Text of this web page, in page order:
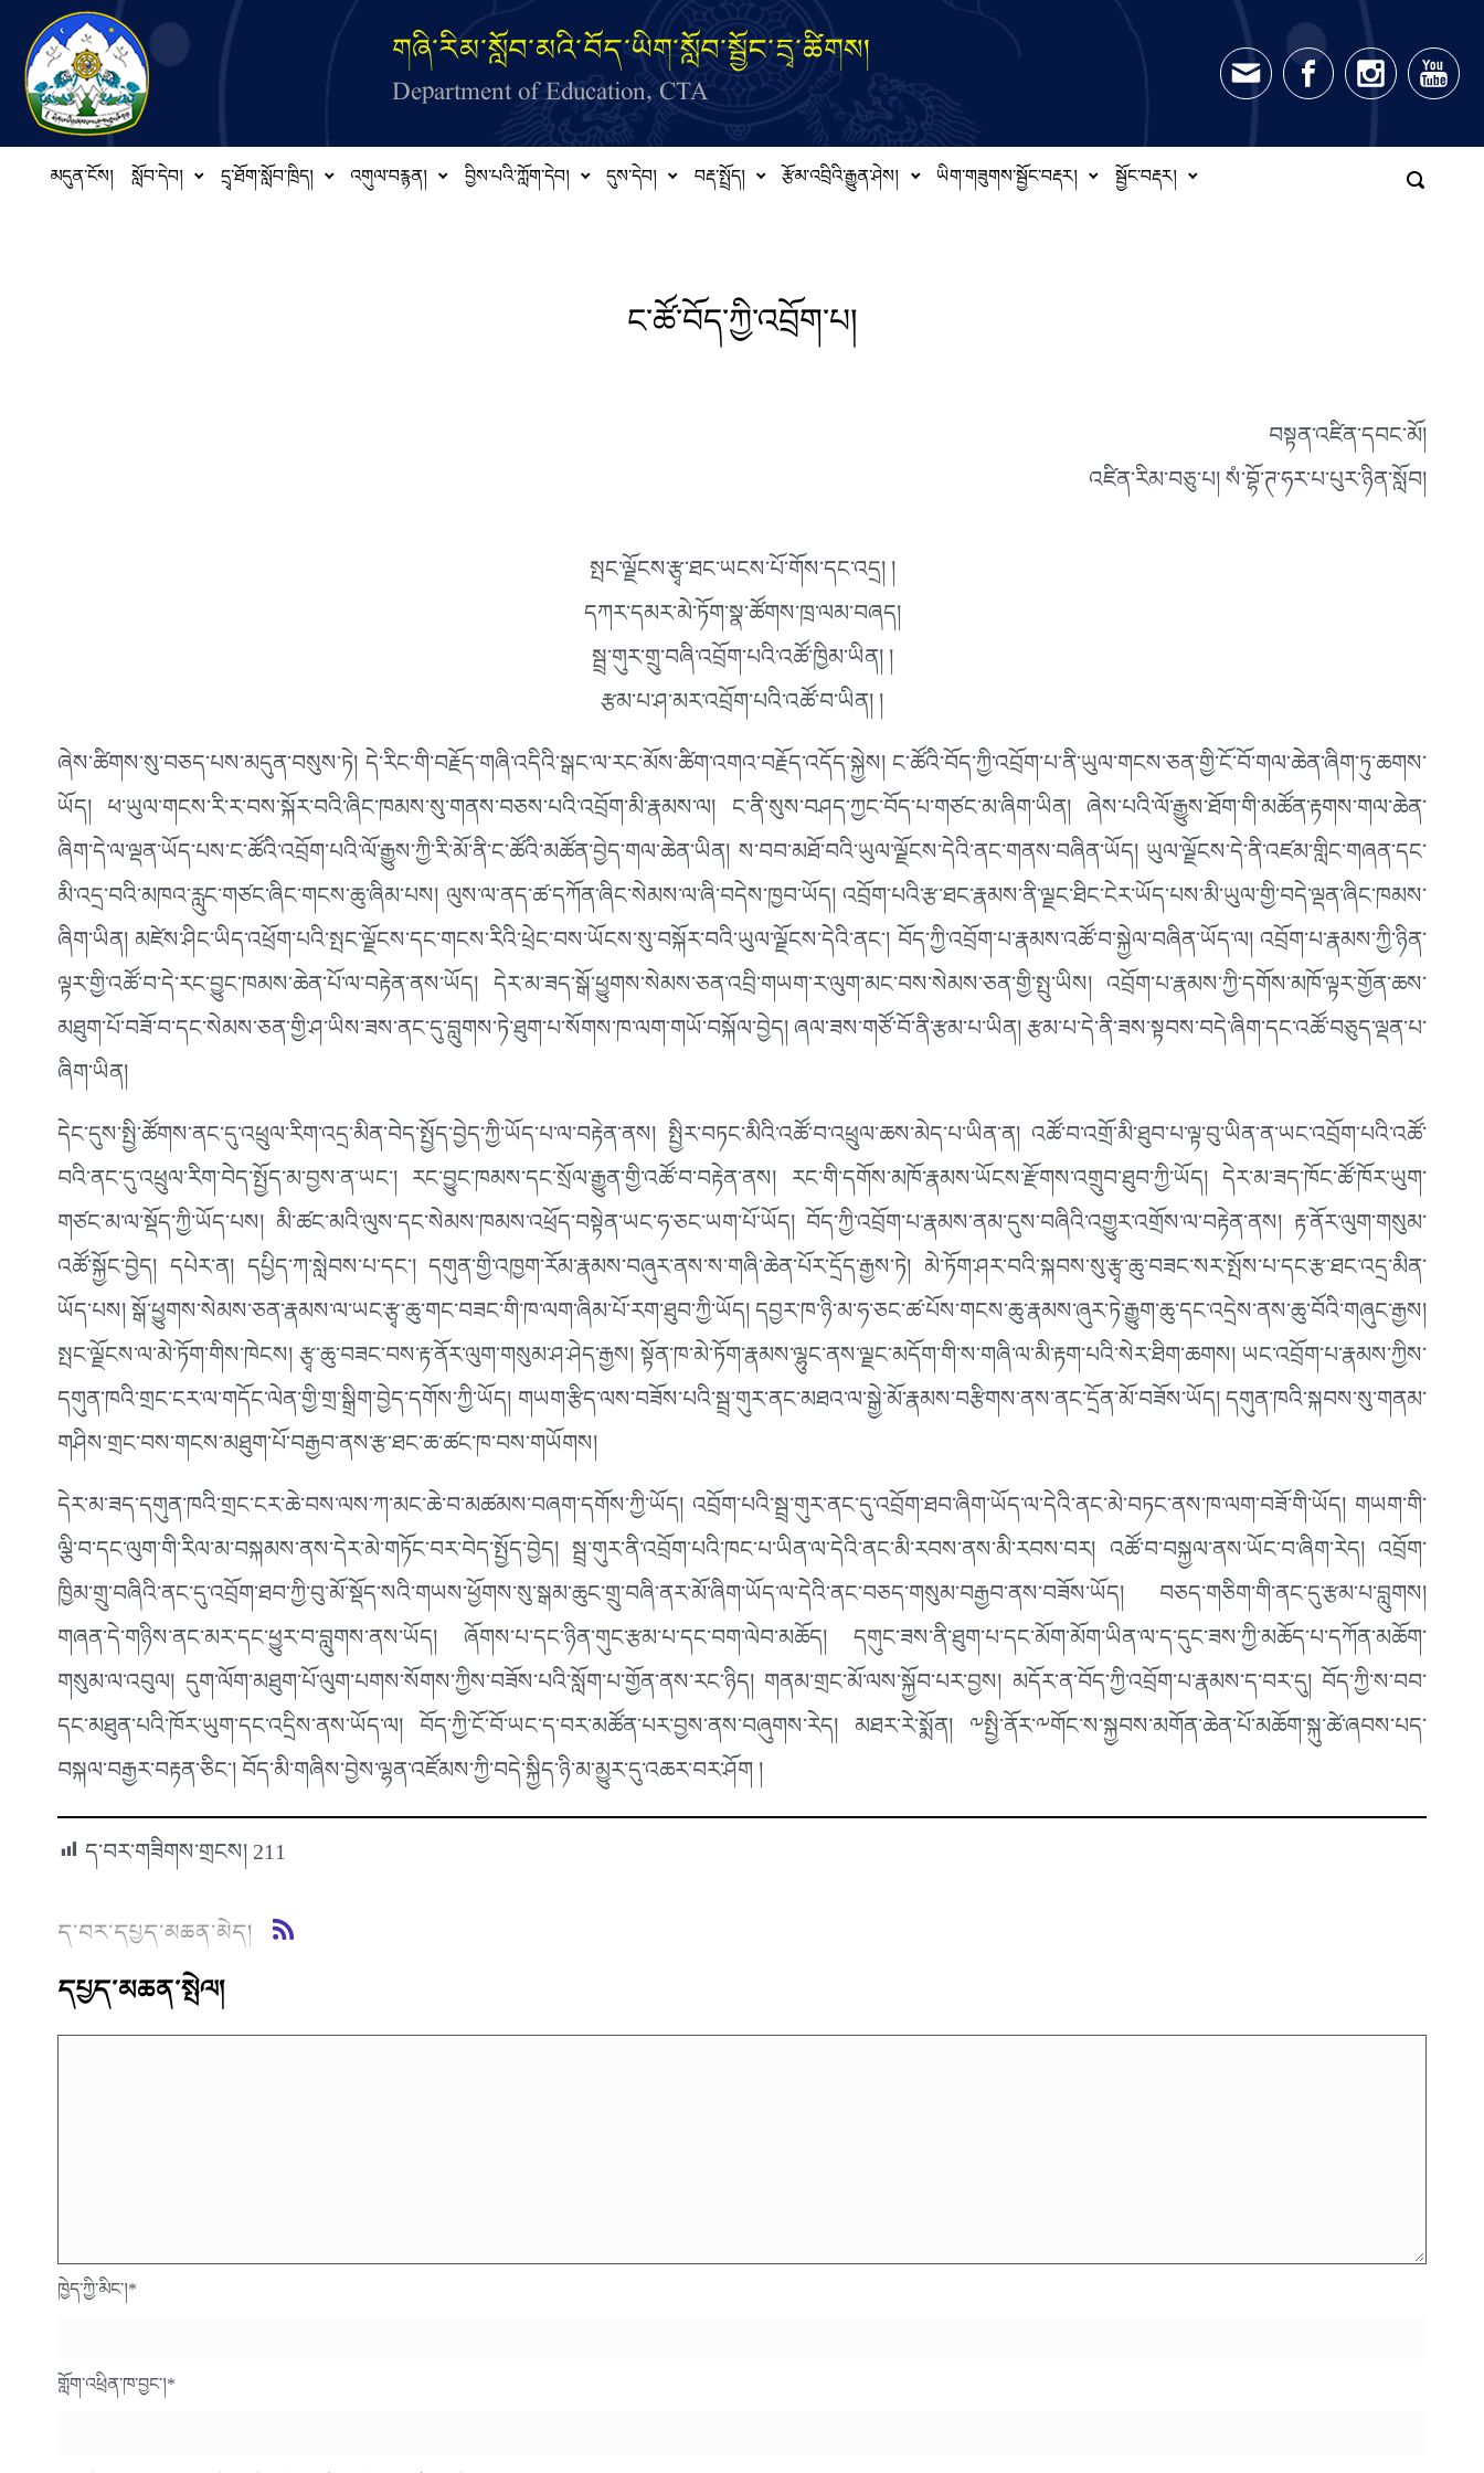
Skip to main content
གཞི་རིམ་སློབ་མའི་བོད་ཡིག་སློབ་སྦྱོང་དྲྭ་ཚིགས།
Department of Education, CTA
མདུན་ངོས། སློབ་དེབ། དྲྭ་ཐོག་སློབ་ཁྲིད། འགུལ་བརྙན། བྱིས་པའི་ཀློག་དེབ། དུས་དེབ། བརྡ་སྤྲོད། རྩོམ་འབྲིའི་རྒྱུན་ཤེས། ཡིག་གཟུགས་སྦྱོང་བརྡར། སྦྱོང་བརྡར།
ང་ཚོ་བོད་ཀྱི་འབྲོག་པ།
བསྟན་འཛིན་དབང་མོ།
འཛིན་རིམ་བཅུ་པ། སཾ་བྷོ་ཊ་ཧར་པ་པུར་ཉིན་སློབ།
སྤང་ལྗོངས་རྩྭ་ཐང་ཡངས་པོ་གོས་དང་འདྲ། །
དཀར་དམར་མེ་ཏོག་སྣ་ཚོགས་ཁྲ་ལམ་བཞད།
སྦྲ་གུར་གྲུ་བཞི་འབྲོག་པའི་འཚོ་ཁྱིམ་ཡིན། །
རྩམ་པ་ཤ་མར་འབྲོག་པའི་འཚོ་བ་ཡིན། །
ཞེས་ཚིགས་སུ་བཅད་པས་མདུན་བསུས་ཏེ། དེ་རིང་གི་བརྗོད་གཞི་འདིའི་སྒང་ལ་རང་མོས་ཚིག་འགའ་བརྗོད་འདོད་སྐྱེས། ང་ཚོའི་བོད་ཀྱི་འབྲོག་པ་ནི་ཡུལ་གངས་ཅན་གྱི་ངོ་བོ་གལ་ཆེན་ཞིག་ཏུ་ཆགས་
ཡོད། ཕ་ཡུལ་གངས་རི་ར་བས་སྐོར་བའི་ཞིང་ཁམས་སུ་གནས་བཅས་པའི་འབྲོག་མི་རྣམས་ལ། ང་ནི་སུས་བཤད་ཀྱང་བོད་པ་གཙང་མ་ཞིག་ཡིན། ཞེས་པའི་ལོ་རྒྱུས་ཐོག་གི་མཚོན་རྟགས་གལ་ཆེན་
ཞིག་དེ་ལ་ལྡན་ཡོད་པས་ང་ཚོའི་འབྲོག་པའི་ལོ་རྒྱུས་ཀྱི་རི་མོ་ནི་ང་ཚོའི་མཚོན་བྱེད་གལ་ཆེན་ཡིན། ས་བབ་མཐོ་བའི་ཡུལ་ལྗོངས་དེའི་ནང་གནས་བཞིན་ཡོད། ཡུལ་ལྗོངས་དེ་ནི་འཛམ་གླིང་གཞན་དང་
མི་འདྲ་བའི་མཁའ་རླུང་གཙང་ཞིང་གངས་ཆུ་ཞིམ་པས། ལུས་ལ་ནད་ཚ་དཀོན་ཞིང་སེམས་ལ་ཞི་བདེས་ཁྱབ་ཡོད། འབྲོག་པའི་རྩ་ཐང་རྣམས་ནི་ལྗང་ཐིང་ངེར་ཡོད་པས་མི་ཡུལ་གྱི་བདེ་ལྡན་ཞིང་ཁམས་
ཞིག་ཡིན། མཛེས་ཤིང་ཡིད་འཕྲོག་པའི་སྤང་ལྗོངས་དང་གངས་རིའི་ཕྲེང་བས་ཡོངས་སུ་བསྐོར་བའི་ཡུལ་ལྗོངས་དེའི་ནང་། བོད་ཀྱི་འབྲོག་པ་རྣམས་འཚོ་བ་སྐྱེལ་བཞིན་ཡོད་ལ། འབྲོག་པ་རྣམས་ཀྱི་ཉིན་
ལྟར་གྱི་འཚོ་བ་དེ་རང་བྱུང་ཁམས་ཆེན་པོ་ལ་བརྟེན་ནས་ཡོད། དེར་མ་ཟད་སྒོ་ཕྱུགས་སེམས་ཅན་འབྲི་གཡག་ར་ལུག་མང་བས་སེམས་ཅན་གྱི་སྤུ་ཡིས། འབྲོག་པ་རྣམས་ཀྱི་དགོས་མཁོ་ལྟར་གྱོན་ཆས་
མཐུག་པོ་བཟོ་བ་དང་སེམས་ཅན་གྱི་ཤ་ཡིས་ཟས་ནང་དུ་བླུགས་ཏེ་ཐུག་པ་སོགས་ཁ་ལག་གཡོ་བསྐོལ་བྱེད། ཞལ་ཟས་གཙོ་བོ་ནི་རྩམ་པ་ཡིན། རྩམ་པ་དེ་ནི་ཟས་སྟབས་བདེ་ཞིག་དང་འཚོ་བཅུད་ལྡན་པ་
ཞིག་ཡིན།
དེང་དུས་སྤྱི་ཚོགས་ནང་དུ་འཕྲུལ་རིག་འདྲ་མིན་བེད་སྤྱོད་བྱེད་ཀྱི་ཡོད་པ་ལ་བརྟེན་ནས། སྤྱིར་བཏང་མིའི་འཚོ་བ་འཕྲུལ་ཆས་མེད་པ་ཡིན་ན། འཚོ་བ་འགྲོ་མི་ཐུབ་པ་ལྟ་བུ་ཡིན་ན་ཡང་འབྲོག་པའི་འཚོ་
བའི་ནང་དུ་འཕྲུལ་རིག་བེད་སྤྱོད་མ་བྱས་ན་ཡང་། རང་བྱུང་ཁམས་དང་སྲོལ་རྒྱུན་གྱི་འཚོ་བ་བརྟེན་ནས། རང་གི་དགོས་མཁོ་རྣམས་ཡོངས་རྫོགས་འགྲུབ་ཐུབ་ཀྱི་ཡོད། དེར་མ་ཟད་ཁོང་ཚོ་ཁོར་ཡུག་
གཙང་མ་ལ་སྡོད་ཀྱི་ཡོད་པས། མི་ཚང་མའི་ལུས་དང་སེམས་ཁམས་འཕྲོད་བསྟེན་ཡང་ཧ་ཅང་ཡག་པོ་ཡོད། བོད་ཀྱི་འབྲོག་པ་རྣམས་ནམ་དུས་བཞིའི་འགྱུར་འགྲོས་ལ་བརྟེན་ནས། རྟ་ནོར་ལུག་གསུམ་
འཚོ་སྐྱོང་བྱེད། དཔེར་ན། དཔྱིད་ཀ་སླེབས་པ་དང་། དགུན་གྱི་འཁྱག་རོམ་རྣམས་བཞུར་ནས་ས་གཞི་ཆེན་པོར་དྲོད་རྒྱས་ཏེ། མེ་ཏོག་ཤར་བའི་སྐབས་སུ་རྩྭ་ཆུ་བཟང་སར་སྤོས་པ་དང་རྩ་ཐང་འདྲ་མིན་
ཡོད་པས། སྒོ་ཕྱུགས་སེམས་ཅན་རྣམས་ལ་ཡང་རྩྭ་ཆུ་གང་བཟང་གི་ཁ་ལག་ཞིམ་པོ་རག་ཐུབ་ཀྱི་ཡོད། དབྱར་ཁ་ཉི་མ་ཧ་ཅང་ཚ་པོས་གངས་ཆུ་རྣམས་ཞུར་ཏེ་རྒྱུག་ཆུ་དང་འདྲེས་ནས་ཆུ་བོའི་གཞུང་རྒྱས།
སྤང་ལྗོངས་ལ་མེ་ཏོག་གིས་ཁེངས། རྩྭ་ཆུ་བཟང་བས་རྟ་ནོར་ལུག་གསུམ་ཤ་ཤེད་རྒྱས། སྟོན་ཁ་མེ་ཏོག་རྣམས་ལྷུང་ནས་ལྗང་མདོག་གི་ས་གཞི་ལ་མི་རྟག་པའི་སེར་ཐིག་ཆགས། ཡང་འབྲོག་པ་རྣམས་ཀྱིས་
དགུན་ཁའི་གྲང་ངར་ལ་གདོང་ལེན་གྱི་གྲ་སྒྲིག་བྱེད་དགོས་ཀྱི་ཡོད། གཡག་རྩིད་ལས་བཟོས་པའི་སྦྲ་གུར་ནང་མཐའ་ལ་སྒྱེ་མོ་རྣམས་བརྩིགས་ནས་ནང་དྲོན་མོ་བཟོས་ཡོད། དགུན་ཁའི་སྐབས་སུ་གནམ་
གཤིས་གྲང་བས་གངས་མཐུག་པོ་བརྒྱབ་ནས་རྩ་ཐང་ཆ་ཚང་ཁ་བས་གཡོགས།
དེར་མ་ཟད་དགུན་ཁའི་གྲང་ངར་ཆེ་བས་ལས་ཀ་མང་ཆེ་བ་མཚམས་བཞག་དགོས་ཀྱི་ཡོད། འབྲོག་པའི་སྦྲ་གུར་ནང་དུ་འབྲོག་ཐབ་ཞིག་ཡོད་ལ་དེའི་ནང་མེ་བཏང་ནས་ཁ་ལག་བཟོ་གི་ཡོད། གཡག་གི་
ལྕི་བ་དང་ལུག་གི་རིལ་མ་བསྐམས་ནས་དེར་མེ་གཏོང་བར་བེད་སྤྱོད་བྱེད། སྦྲ་གུར་ནི་འབྲོག་པའི་ཁང་པ་ཡིན་ལ་དེའི་ནང་མི་རབས་ནས་མི་རབས་བར། འཚོ་བ་བསྐྱལ་ནས་ཡོང་བ་ཞིག་རེད། འབྲོག་
ཁྱིམ་གྲུ་བཞིའི་ནང་དུ་འབྲོག་ཐབ་ཀྱི་བུ་མོ་སྡོད་སའི་གཡས་ཕྱོགས་སུ་སྒམ་ཆུང་གྲུ་བཞི་ནར་མོ་ཞིག་ཡོད་ལ་དེའི་ནང་བཅད་གསུམ་བརྒྱབ་ནས་བཟོས་ཡོད། བཅད་གཅིག་གི་ནང་དུ་རྩམ་པ་བླུགས།
གཞན་དེ་གཉིས་ནང་མར་དང་ཕྱུར་བ་བླུགས་ནས་ཡོད། ཞོགས་པ་དང་ཉིན་གུང་རྩམ་པ་དང་བག་ལེབ་མཆོད། དགུང་ཟས་ནི་ཐུག་པ་དང་མོག་མོག་ཡིན་ལ་ད་དུང་ཟས་ཀྱི་མཆོད་པ་དཀོན་མཆོག་
གསུམ་ལ་འབུལ། དུག་ལོག་མཐུག་པོ་ལུག་པགས་སོགས་ཀྱིས་བཟོས་པའི་སློག་པ་གྱོན་ནས་རང་ཉིད། གནམ་གྲང་མོ་ལས་སྐྱོབ་པར་བྱས། མདོར་ན་བོད་ཀྱི་འབྲོག་པ་རྣམས་ད་བར་དུ། བོད་ཀྱི་ས་བབ་
དང་མཐུན་པའི་ཁོར་ཡུག་དང་འདྲིས་ནས་ཡོད་ལ། བོད་ཀྱི་ངོ་བོ་ཡང་ད་བར་མཚོན་པར་བྱས་ནས་བཞུགས་རེད། མཐར་རེ་སྨོན། ༸སྤྱི་ནོར་༸གོང་ས་སྐྱབས་མགོན་ཆེན་པོ་མཆོག་སྐུ་ཚེ་ཞབས་པད་
བསྐལ་བརྒྱར་བརྟན་ཅིང་། བོད་མི་གཞིས་བྱེས་ལྷན་འཛོམས་ཀྱི་བདེ་སྐྱིད་ཉི་མ་མྱུར་དུ་འཆར་བར་ཤོག །
ད་བར་གཟིགས་གྲངས།211
ད་བར་དཔྱད་མཆན་མེད།
དཔྱད་མཆན་སྤེལ།
ཁྱེད་ཀྱི་མིང་།*
གློག་འཕྲིན་ཁ་བྱང་།*